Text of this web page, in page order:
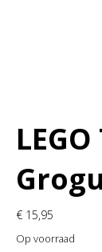
€ 15,95
Op voorraad